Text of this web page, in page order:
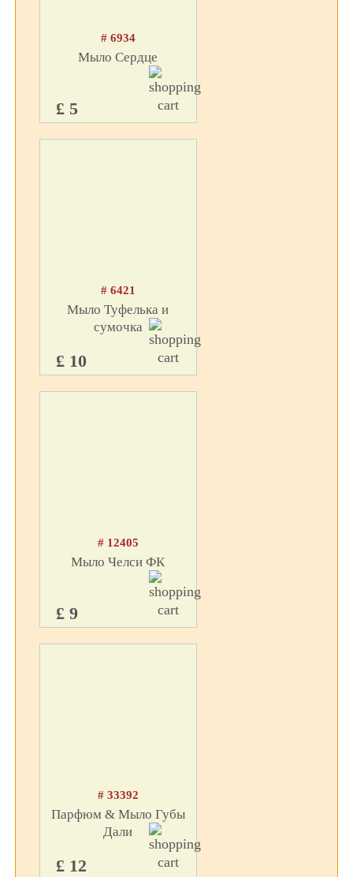
# 6934
Мыло Сердце
£ 5
# 6421
Мыло Туфелька и
сумочка
£ 10
# 12405
Мыло Челси ФК
£ 9
# 33392
Парфюм & Мыло Губы
Дали
£ 12